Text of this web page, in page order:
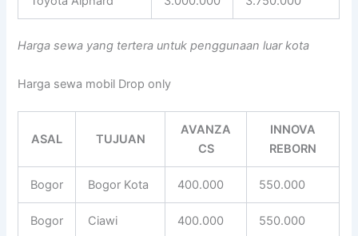
Harga sewa yang tertera untuk penggunaan luar kota
Harga sewa mobil Drop only
ASAL TUJUAN
AVANZA
CS
INNOVA
REBORN
Bogor Bogor Kota 400.000 550.000
Bogor Ciawi 400.000 550.000